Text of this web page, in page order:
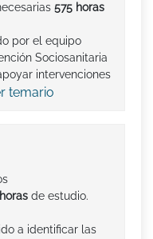
575 horas
por el equipo
Sociosanitaria
intervenciones
temario
de estudio.
a identificar las